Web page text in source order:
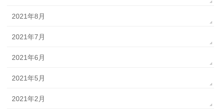
2021年8月
2021年7月
2021年6月
2021年5月
2021年2月